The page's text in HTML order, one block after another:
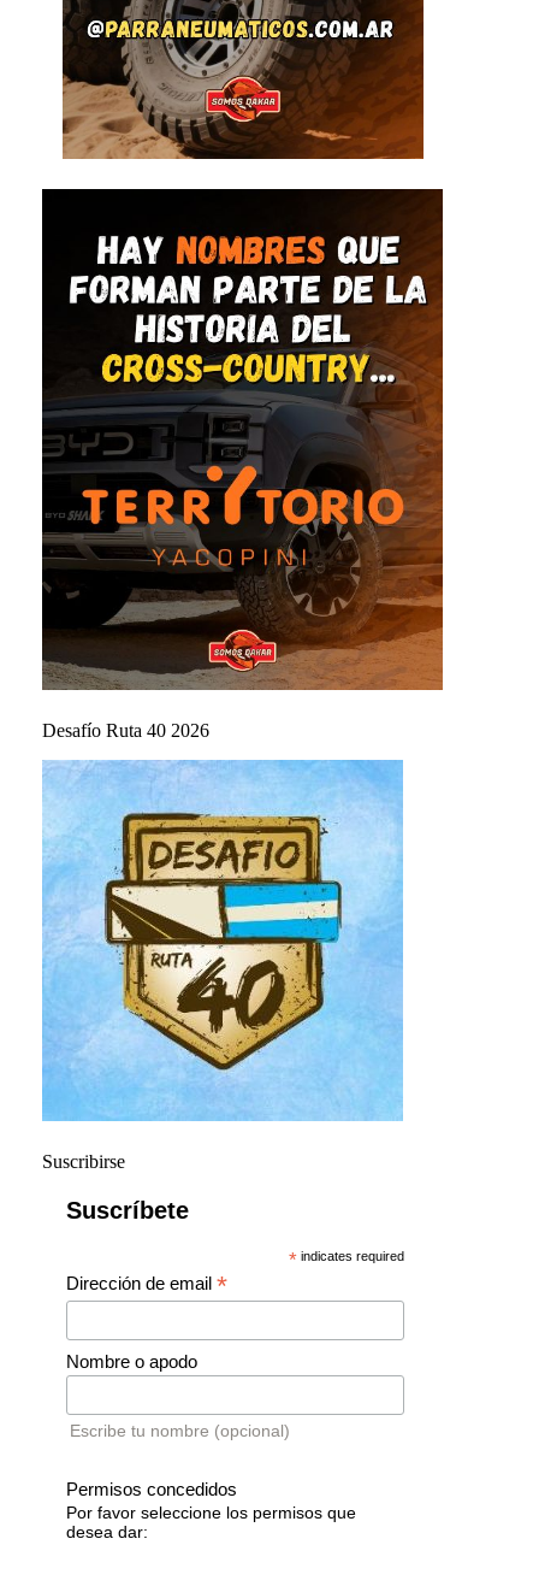
Desafío Ruta 40 2026
Suscribirse
Suscríbete
* indicates required
Dirección de email *
Nombre o apodo
Escribe tu nombre (opcional)
Permisos concedidos
Por favor seleccione los permisos que
desea dar: